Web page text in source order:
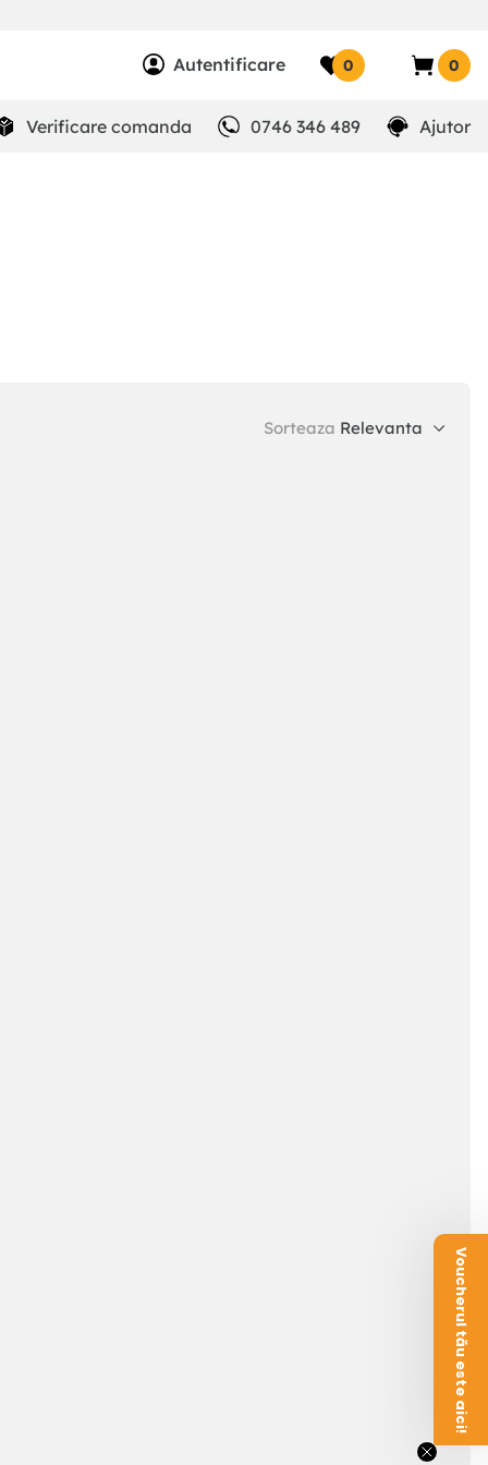
Autentificare 0 0
Verificare comanda 0746 346 489 Ajutor
Sorteaza Relevanta
Voucherul tău este aici!